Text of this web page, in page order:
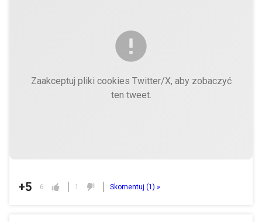
Zaakceptuj pliki cookies Twitter/X, aby zobaczyć
ten tweet.
+5 6 1 Skomentuj (1 ) »